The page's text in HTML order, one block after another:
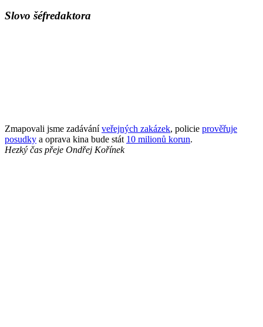
Slovo šéfredaktora
Zmapovali jsme zadáváníveřejných zakázek, policie prověřuje
posudky a oprava kina bude stát 10 milionů korun.
Hezký čas přeje Ondřej Kořínek